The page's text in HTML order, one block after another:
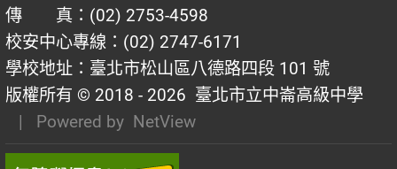
傳 真：(02) 2753-4598
校安中心專線：(02) 2747-6171
學校地址：臺北市松山區八德路四段 101 號
版權所有 © 2018 - 2026 臺北市立中崙高級中學
| Powered by NetView